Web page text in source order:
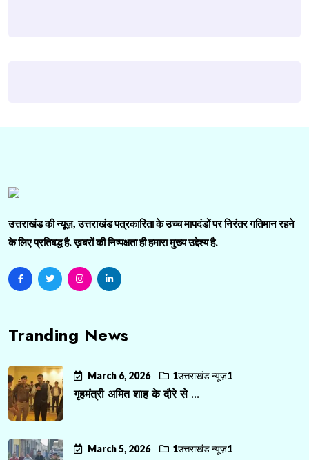
उत्तराखंड की न्यूज़, उत्तराखंड पत्रकारिता के उच्च मापदंडों पर निरंतर गतिमान रहने
के लिए प्रतिबद्ध है. ख़बरों की निष्पक्षता ही हमारा मुख्य उद्देश्य है.
Tranding News
March 6, 2026 1उत्तराखंड न्यूज़1
गृहमंत्री अमित शाह के दौरे से ...
March 5, 2026 1उत्तराखंड न्यूज़1